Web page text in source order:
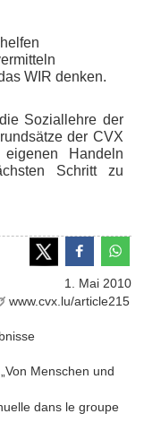
WIR denken.
Soziallehre der
der CVX
Handeln
Schritt zu
1. Mai 2010
www.cvx.lu/article215
Menschen und
dans le groupe